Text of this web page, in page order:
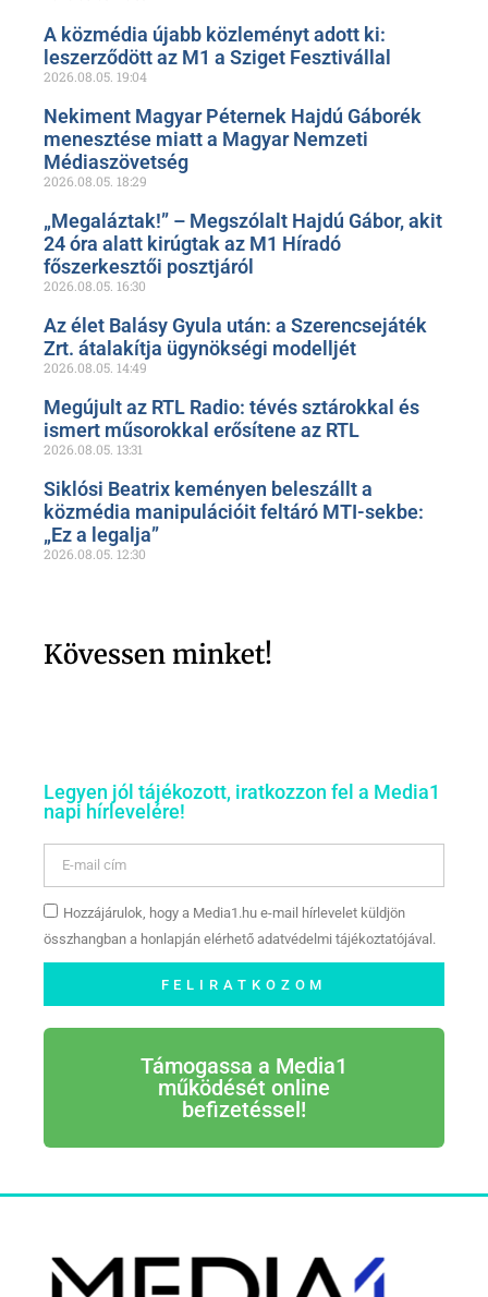
A közmédia újabb közleményt adott ki:
leszerződött az M1 a Sziget Fesztivállal
2026.08.05. 19:04
Nekiment Magyar Péternek Hajdú Gáborék
menesztése miatt a Magyar Nemzeti
Médiaszövetség
2026.08.05. 18:29
„Megaláztak!” – Megszólalt Hajdú Gábor, akit
24 óra alatt kirúgtak az M1 Híradó
főszerkesztői posztjáról
2026.08.05. 16:30
Az élet Balásy Gyula után: a Szerencsejáték
Zrt. átalakítja ügynökségi modelljét
2026.08.05. 14:49
Megújult az RTL Radio: tévés sztárokkal és
ismert műsorokkal erősítene az RTL
2026.08.05. 13:31
Siklósi Beatrix keményen beleszállt a
közmédia manipulációit feltáró MTI-sekbe:
„Ez a legalja”
2026.08.05. 12:30
Kövessen minket!
Legyen jól tájékozott, iratkozzon fel a Media1
napi hírlevelére!
Hozzájárulok, hogy a Media1.hu e-mail hírlevelet küldjön
összhangban a honlapján elérhető adatvédelmi tájékoztatójával.
FELIRATKOZOM
Támogassa a Media1
működését online
befizetéssel!